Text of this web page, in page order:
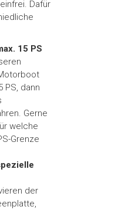
Dafür
15 PS
PS, dann
Gerne
welche
Grenze
der